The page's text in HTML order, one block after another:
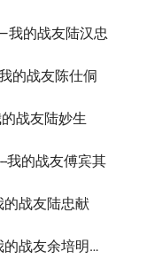
我的战友陆汉忠
的战友陈仕侗
战友陆妙生
我的战友傅宾其
战友陆忠献
战友余培明…